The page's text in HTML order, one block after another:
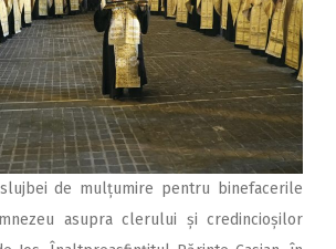
de mulțumire pentru binefacerile
asupra clerului și credincioșilor